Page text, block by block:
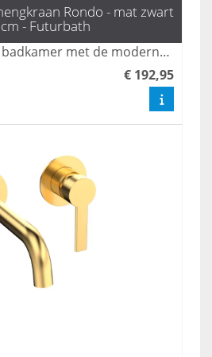
Rondo - mat zwart
- Futurbath
Transformeer uw badkamer met de moderne Rondo inbouw mengkraan in mat zwart. Met een elegante uitloop van 20 cm biedt deze kraan zowel esthetiek als gebruiksgemak, perfect voor een strakke en verfijnde uitstraling. Voeg een vleugje luxe toe aan uw badkamer met deze stijlvolle oplossing.
€ 192,95